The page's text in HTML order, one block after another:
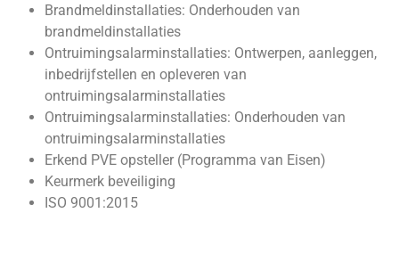
Brandmeldinstallaties: Onderhouden van
brandmeldinstallaties
Ontruimingsalarminstallaties: Ontwerpen, aanleggen,
inbedrijfstellen en opleveren van
ontruimingsalarminstallaties
Ontruimingsalarminstallaties: Onderhouden van
ontruimingsalarminstallaties
Erkend PVE opsteller (Programma van Eisen)
Keurmerk beveiliging
ISO 9001:2015